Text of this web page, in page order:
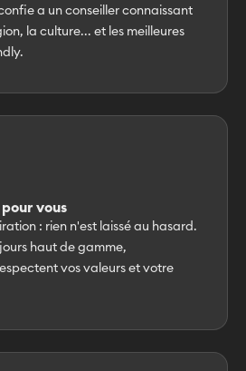
a un conseiller connaissant
la culture... et les meilleures
vous
: rien n'est laissé au hasard.
haut de gamme,
vos valeurs et votre